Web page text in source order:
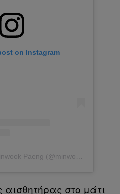
on Instagram
A post shared by Minwook Paeng (@minwookpaeng)
αισθητήρας στο μάτι